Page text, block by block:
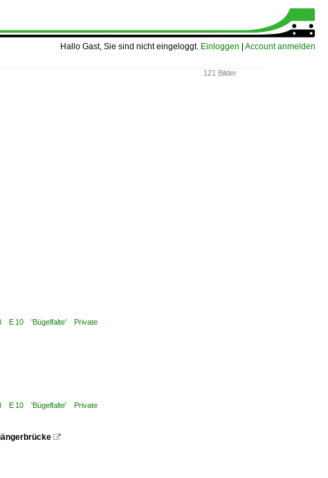
Hallo Gast, Sie sind nicht eingeloggt. Einloggen Account anmelden
121 Bilder
E 10 'Bügelfalte' Private
E 10 'Bügelfalte' Private
